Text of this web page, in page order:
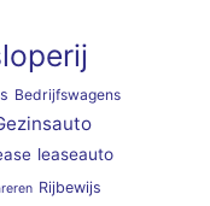
Bedrijfswagens
leaseauto
Rijbewijs